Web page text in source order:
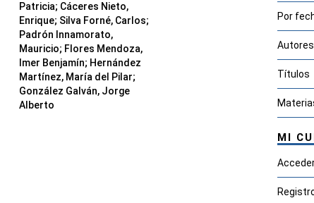
Patricia; Cáceres Nieto,
Enrique; Silva Forné, Carlos;
Padrón Innamorato,
Mauricio; Flores Mendoza,
Imer Benjamín; Hernández
Martínez, María del Pilar;
González Galván, Jorge
Alberto
Por
Autores
Títulos
MI